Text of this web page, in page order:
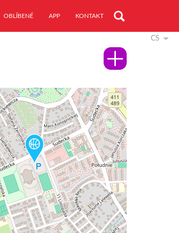
OBLÍBENÉ APP KONTAKT
CS